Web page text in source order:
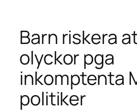
Barn riskera
olyckor pga
inkomptenta
politiker